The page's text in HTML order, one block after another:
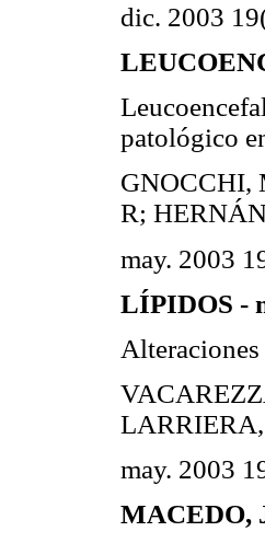
dic. 2003
patológico
GNOCCHI,
R;
may. 2003
LÍPIDOS -
may. 2003
MACEDO,